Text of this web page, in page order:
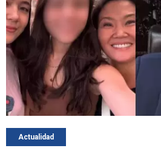
Actualidad